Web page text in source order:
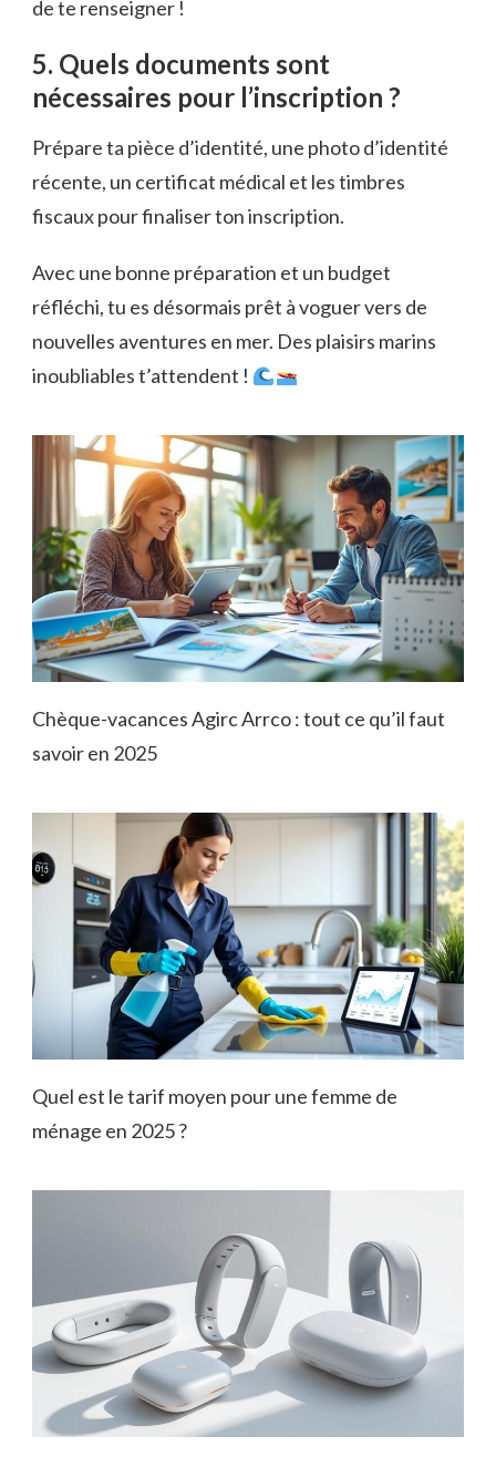
de te renseigner !
5. Quels documents sont
nécessaires pour l’inscription ?
Prépare ta pièce d’identité, une photo d’identité
récente, un certificat médical et les timbres
fiscaux pour finaliser ton inscription.
Avec une bonne préparation et un budget
réfléchi, tu es désormais prêt à voguer vers de
nouvelles aventures en mer. Des plaisirs marins
inoubliables t’attendent !
Chèque-vacances Agirc Arrco : tout ce qu’il faut
savoir en 2025
Quel est le tarif moyen pour une femme de
ménage en 2025 ?